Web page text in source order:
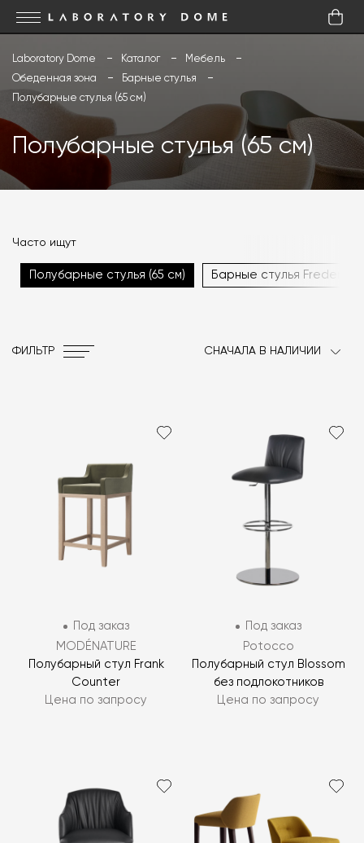
Laboratory Dome Каталог
Мебель
Обеденная зона
Барные стулья
Полубарные стулья (65 см)
Полубарные стулья (65 см)
Часто ищут
Барные стулья Fredericia
Полубарные стулья (65 см)
ФИЛЬТР СНАЧАЛА В НАЛИЧИИ
Под заказ
MODÉNATURE
Полубарный стул Frank
Counter
Цена по запросу
Под заказ
Potocco
Полубарный стул Blossom
без подлокотников
Цена по запросу